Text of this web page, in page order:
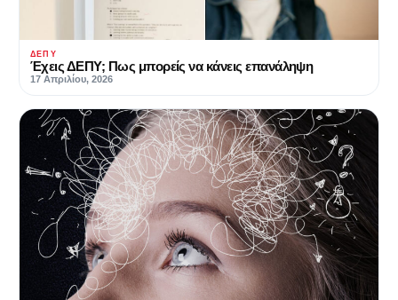
ΔΕΠΥ
Έχεις ΔΕΠΥ; Πως μπορείς να κάνεις επανάληψη
17 Απριλίου, 2026